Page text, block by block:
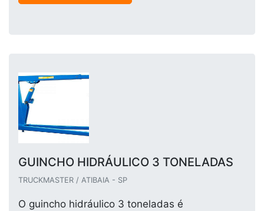
GUINCHO HIDRÁULICO 3 TONELADAS
TRUCKMASTER / ATIBAIA - SP
O guincho hidráulico 3 toneladas é